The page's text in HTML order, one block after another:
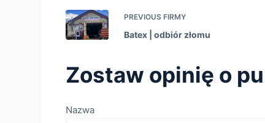
PREVIOUS FIRMY
Batex | оdbiór złomu
Zostaw opinię o
Nazwa